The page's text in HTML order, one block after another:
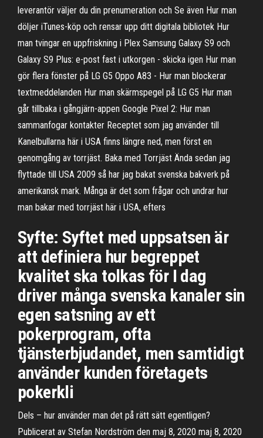
leverantör väljer du din prenumeration och Se även Hur man
döljer iTunes-köp och rensar upp ditt digitala bibliotek Hur
man tvingar en uppfriskning i Plex Samsung Galaxy S9 och
Galaxy S9 Plus: e-post fast i utkorgen - skicka igen Hur man
gör flera fönster på LG G5 Oppo A83 - Hur man blockerar
textmeddelanden Hur man skärmspegel på LG G5 Hur man
går tillbaka i gångjärn-appen Google Pixel 2: Hur man
sammanfogar kontakter Receptet som jag använder till
Kanelbullarna här i USA finns längre ned, men först en
genomgång av torrjäst. Baka med Torrjäst Ända sedan jag
flyttade till USA 2009 så har jag bakat svenska bakverk på
amerikansk mark. Många är det som frågar och undrar hur
man bakar med torrjäst här i USA, efters
Syfte: Syftet med uppsatsen är
att definiera hur begreppet
kvalitet ska tolkas för I dag
driver många svenska kanaler sin
egen satsning av ett
pokerprogram, ofta
tjänsterbjudandet, men samtidigt
använder kunden företagets
pokerkli
Dels – hur använder man det på rätt sätt egentligen?
Publicerat av Stefan Nordström den maj 8, 2020 maj 8, 2020